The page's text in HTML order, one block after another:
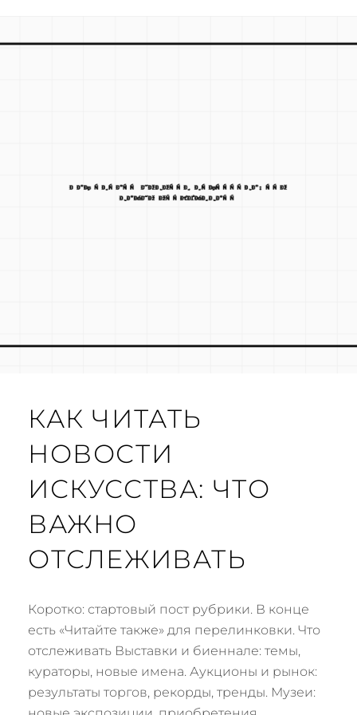
КАК ЧИТАТЬ
НОВОСТИ
ИСКУССТВА: ЧТО
ВАЖНО
ОТСЛЕЖИВАТЬ
Коротко: стартовый пост рубрики. В конце
есть «Читайте также» для перелинковки. Что
отслеживать Выставки и биеннале: темы,
кураторы, новые имена. Аукционы и рынок:
результаты торгов, рекорды, тренды. Музеи: